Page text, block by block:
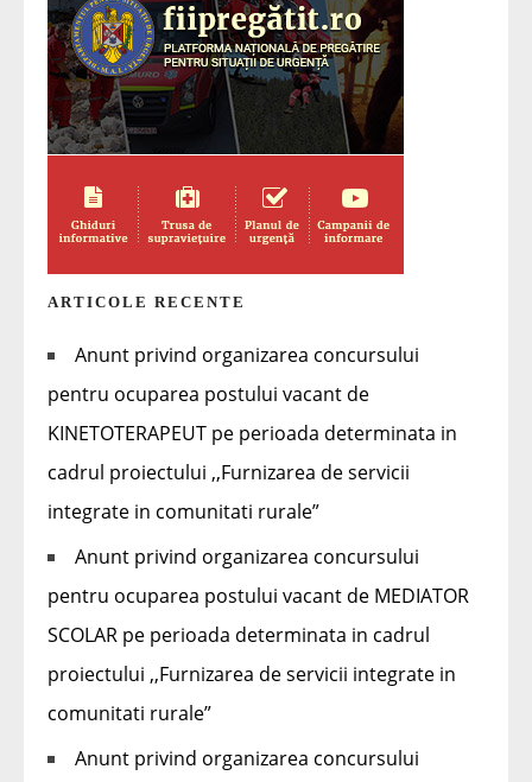
ARTICOLE RECENTE
Anunt privind organizarea concursului
pentru ocuparea postului vacant de
KINETOTERAPEUT pe perioada determinata in
cadrul proiectului ,,Furnizarea de servicii
integrate in comunitati rurale”
Anunt privind organizarea concursului
pentru ocuparea postului vacant de MEDIATOR
SCOLAR pe perioada determinata in cadrul
proiectului ,,Furnizarea de servicii integrate in
comunitati rurale”
Anunt privind organizarea concursului